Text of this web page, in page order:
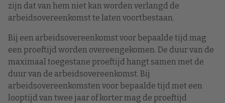
zijn dat van hem niet kan worden verlangd de
arbeidsovereenkomst te laten voortbestaan.
Bij een arbeidsovereenkomst voor bepaalde tijd mag
een proeftijd worden overeengekomen. De duur van de
maximaal toegestane proeftijd hangt samen met de
duur van de arbeidsovereenkomst. Bij
arbeidsovereenkomsten voor bepaalde tijd met een
looptijd van twee jaar of korter mag de proeftijd